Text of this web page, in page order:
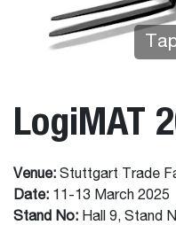
LogiMAT
Venue: Stuttgart Trade
Date: 11-13 March 2025
Stand No: Hall 9, Stand